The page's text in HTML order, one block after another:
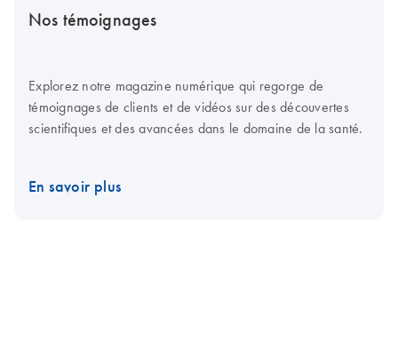
Nos témoignages
Explorez notre magazine numérique qui regorge de
témoignages de clients et de vidéos sur des découvertes
scientifiques et des avancées dans le domaine de la santé.
En savoir plus